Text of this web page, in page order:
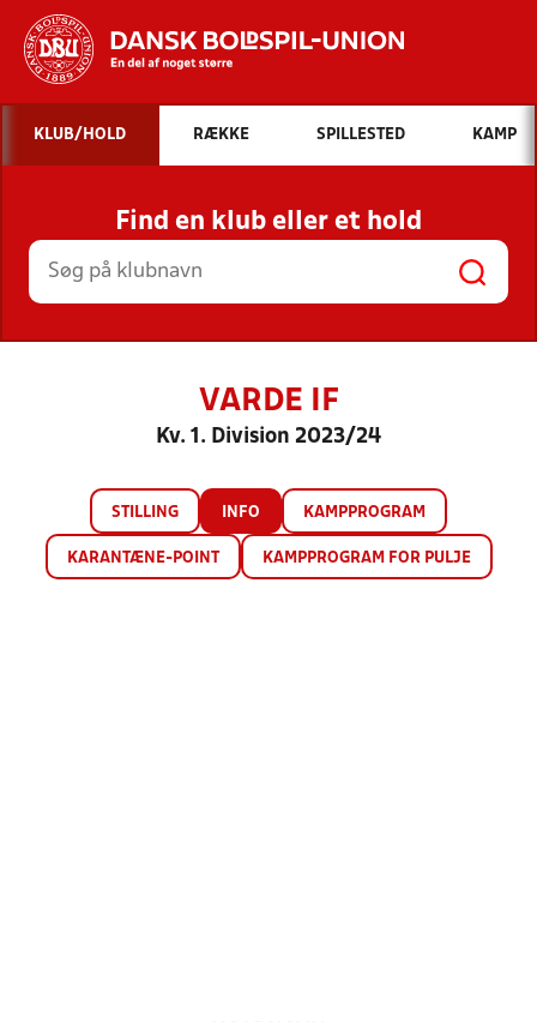
Hvad vil du søge efter?
INDHOLD OG NYHEDER
STILLINGER, RESULTATER, KLUBBER OG
HOLD
KLUB/HOLD RÆKKE SPILLESTED KAMP
Find en klub eller et hold
VARDE IF
Kv. 1. Division 2023/24
STILLING INFO KAMPPROGRAM
KARANTÆNE-POINT KAMPPROGRAM FOR PULJE